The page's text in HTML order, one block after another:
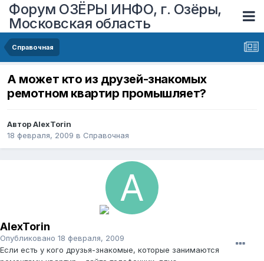
Форум ОЗЁРЫ ИНФО, г. Озёры,
Московская область
Справочная
А может кто из друзей-знакомых
ремотном квартир промышляет?
АвторAlexTorin
18 февраля, 2009 в Справочная
AlexTorin
Опубликовано 18 февраля, 2009
Если есть у кого друзья-знакомые, которые занимаются